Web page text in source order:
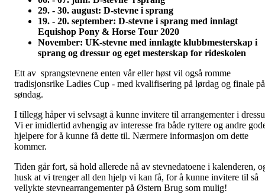
29. - 30. august: D-stevne i sprang
19. - 20. september: D-stevne i sprang med innlagt
Equishop Pony & Horse Tour 2020
November: UK-stevne med innlagte klubbmesterskap i
sprang og dressur og eget mesterskap for rideskolen
Ett av sprangstevnene enten vår eller høst vil også romme
tradisjonsrike Ladies Cup - med kvalifisering på lørdag og finale på
søndag.
I tillegg håper vi selvsagt å kunne invitere til arrangementer i
Vi er imidlertid avhengig av interesse fra både ryttere og andre
hjelpere for å kunne få dette til. Nærmere informasjon om dette
kommer.
Tiden går fort, så hold allerede nå av stevnedatoene i kalenderen,
husk at vi trenger all den hjelp vi kan få, for å kunne invitere til så
vellykte stevnearrangementer på Østern Brug som mulig!